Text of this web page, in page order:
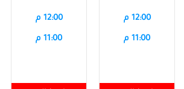
12:00 م
11:00 م
12:00 م
11:00 م